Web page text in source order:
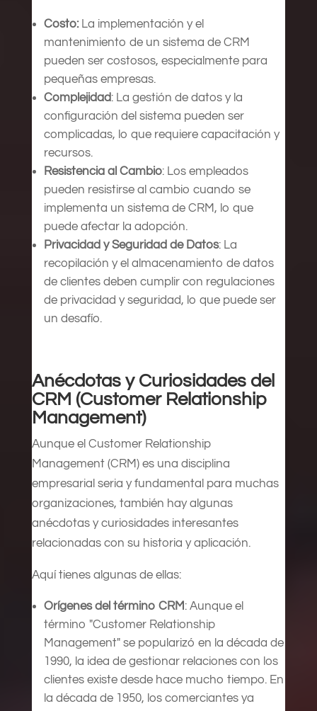
Costo:La implementación y el
mantenimiento de un sistema de CRM
pueden ser costosos, especialmente para
pequeñas empresas.
Complejidad: La gestión de datos y la
configuración del sistema pueden ser
complicadas, lo que requiere capacitación y
recursos.
Resistencia al Cambio: Los empleados
pueden resistirse al cambio cuando se
implementa un sistema de CRM, lo que
puede afectar la adopción.
Privacidad y Seguridad de Datos: La
recopilación y el almacenamiento de datos
de clientes deben cumplir con regulaciones
de privacidad y seguridad, lo que puede ser
un desafío.
Anécdotas y Curiosidades del
CRM (Customer Relationship
Management)
Aunque el Customer Relationship
Management (CRM) es una disciplina
empresarial seria y fundamental para muchas
organizaciones, también hay algunas
anécdotas y curiosidades interesantes
relacionadas con su historia y aplicación.
Aquí tienes algunas de ellas:
Orígenes del término CRM : Aunque el
término "Customer Relationship
Management" se popularizó en la década de
1990, la idea de gestionar relaciones con los
clientes existe desde hace mucho tiempo. En
la década de 1950, los comerciantes ya